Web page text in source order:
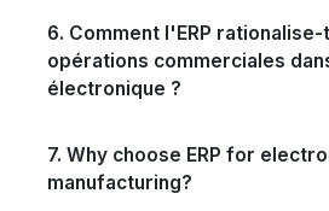
6. Comment l'ERP
opérations commerciales
électronique ?
7. Why choose ERP for
manufacturing?